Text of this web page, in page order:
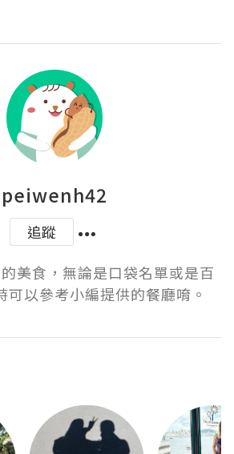
peiwenh42
追蹤
美食，無論是口袋名單或是百
可以參考小編提供的餐廳唷。